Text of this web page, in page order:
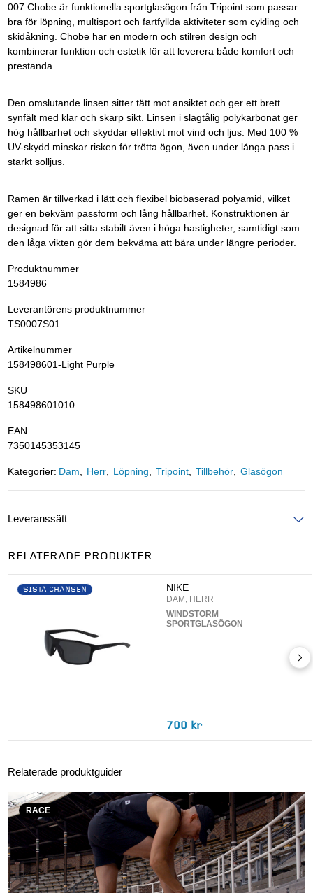
007 Chobe är funktionella sportglasögon från Tripoint som passar
bra för löpning, multisport och fartfyllda aktiviteter som cykling och
skidåkning. Chobe har en modern och stilren design och
kombinerar funktion och estetik för att leverera både komfort och
prestanda.
Den omslutande linsen sitter tätt mot ansiktet och ger ett brett
synfält med klar och skarp sikt. Linsen i slagtålig polykarbonat ger
hög hållbarhet och skyddar effektivt mot vind och ljus. Med 100 %
UV-skydd minskar risken för trötta ögon, även under långa pass i
starkt solljus.
Ramen är tillverkad i lätt och flexibel biobaserad polyamid, vilket
ger en bekväm passform och lång hållbarhet. Konstruktionen är
designad för att sitta stabilt även i höga hastigheter, samtidigt som
den låga vikten gör dem bekväma att bära under längre perioder.
Produktnummer
1584986
Leverantörens produktnummer
TS0007S01
Artikelnummer
158498601-Light Purple
SKU
158498601010
EAN
7350145353145
Kategorier: Dam Herr Löpning Tripoint Tillbehör Glasögon
Leveranssätt
Ange postnummer för att se leveranssätt
RELATERADE PRODUKTER
SISTA CHANSEN NIKE
DAM, HERR
WINDSTORM
SPORTGLASÖGON
700 kr
Relaterade produktguider
RACE